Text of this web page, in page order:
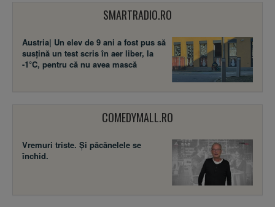
SMARTRADIO.RO
Austria| Un elev de 9 ani a fost pus să
susţină un test scris în aer liber, la
-1°C, pentru că nu avea mască
COMEDYMALL.RO
Vremuri triste. Şi păcănelele se
închid.